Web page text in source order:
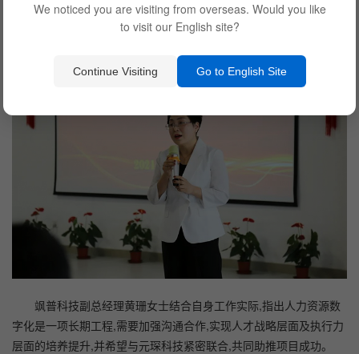
只有留住人才,才能更好的实现发展,同时期待与元琛科技在数字化领
域共同发展、共同进步,寻求更多合作。
飒普科技副总经理黄珊女士结合自身工作实际,指出人力资源数
字化是一项长期工程,需要加强沟通合作,实现人才战略层面及执行力
层面的培养提升,并希望与元琛科技紧密联合,共同助推项目成功。
We noticed you are visiting from overseas. Would you like
to visit our English site?
Continue Visiting Go to English Site